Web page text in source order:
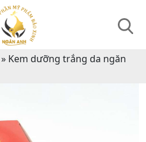
» Kem dưỡng trắng da ngăn